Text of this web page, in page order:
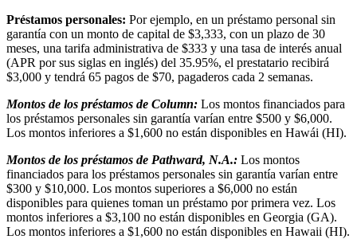
Préstamos personales: Por ejemplo, en un préstamo personal sin
garantía con un monto de capital de $3,333, con un plazo de 30
meses, una tarifa administrativa de $333 y una tasa de interés anual
(APR por sus siglas en inglés) del 35.95%, el prestatario recibirá
$3,000 y tendrá 65 pagos de $70, pagaderos cada 2 semanas.
Montos de los préstamos de Column: Los montos financiados para
los préstamos personales sin garantía varían entre $500 y $6,000.
Los montos inferiores a $1,600 no están disponibles en Hawái (HI).
Montos de los préstamos de Pathward, N.A.: Los montos
financiados para los préstamos personales sin garantía varían entre
$300 y $10,000. Los montos superiores a $6,000 no están
disponibles para quienes toman un préstamo por primera vez. Los
montos inferiores a $3,100 no están disponibles en Georgia (GA).
Los montos inferiores a $1,600 no están disponibles en Hawaii (HI).